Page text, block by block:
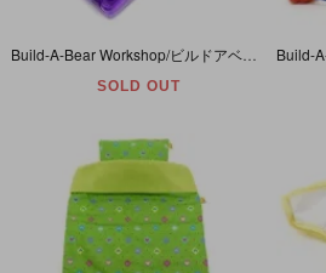
Build-A-Bear Workshop/ビルドアベアワークショップ・ぬいぐるみ・Clothing・コスチューム・Cell Phone・携帯電話
SOLD OUT